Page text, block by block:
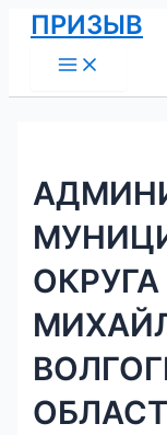
Перейти
содержимому
ПРИЗЫВ
Menu
Навигация
по
записям